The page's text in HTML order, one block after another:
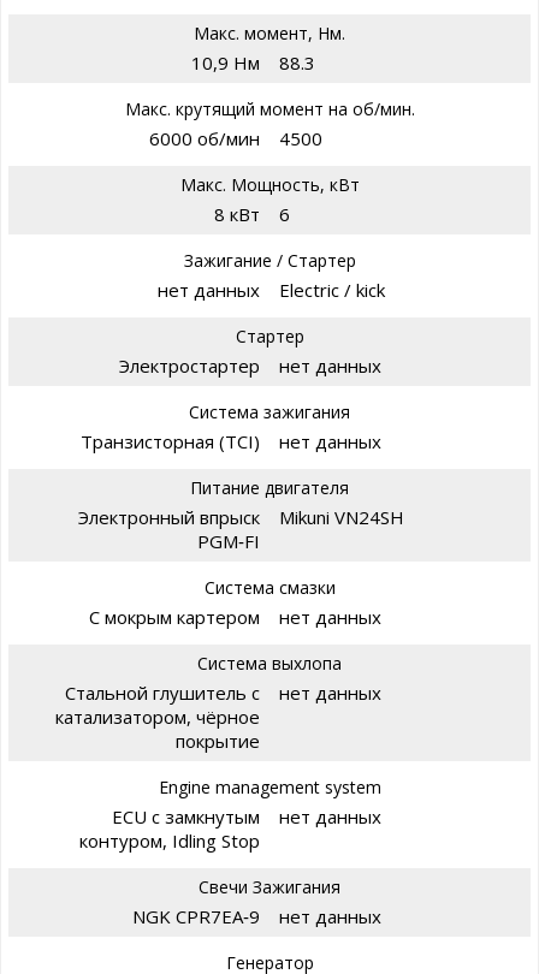
Макс. момент, Нм.
10,9 Нм 88.3
Макс. крутящий момент на об/мин.
6000 об/мин 4500
Макс. Мощность, кВт
8 кВт 6
Зажигание / Стартер
нет данных Electric / kick
Стартер
Электростартер нет данных
Система зажигания
Транзисторная (TCI) нет данных
Питание двигателя
Электронный впрыск
PGM‑FI
Mikuni VN24SH
Система смазки
С мокрым картером нет данных
Система выхлопа
Стальной глушитель с
катализатором, чёрное
покрытие
нет данных
Engine management system
ECU с замкнутым
контуром, Idling Stop
нет данных
Свечи Зажигания
NGK CPR7EA‑9 нет данных
Генератор